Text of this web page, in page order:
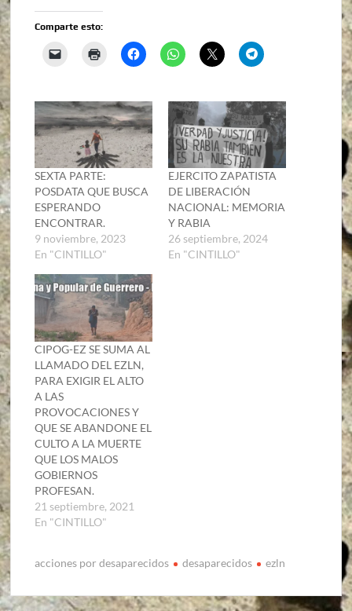
Comparte esto:
SEXTA PARTE:
POSDATA QUE BUSCA
ESPERANDO
ENCONTRAR.
9 noviembre, 2023
En "CINTILLO"
EJERCITO ZAPATISTA
DE LIBERACIÓN
NACIONAL: MEMORIA
Y RABIA
26 septiembre, 2024
En "CINTILLO"
CIPOG-EZ SE SUMA AL
LLAMADO DEL EZLN,
PARA EXIGIR EL ALTO
A LAS
PROVOCACIONES Y
QUE SE ABANDONE EL
CULTO A LA MUERTE
QUE LOS MALOS
GOBIERNOS
PROFESAN.
21 septiembre, 2021
En "CINTILLO"
acciones por desaparecidos desaparecidos ezln